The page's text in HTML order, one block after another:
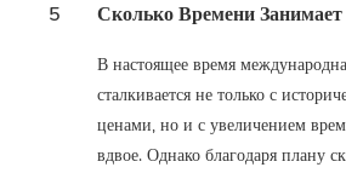
5 Сколько Времени Занимает
В настоящее время
сталкивается не только с
ценами, но и с увеличением
вдвое. Однако благодаря плану